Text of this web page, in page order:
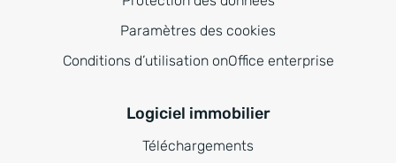
Paramètres des cookies
Conditions d’utilisation onOffice enterprise
Logiciel immobilier
Téléchargements